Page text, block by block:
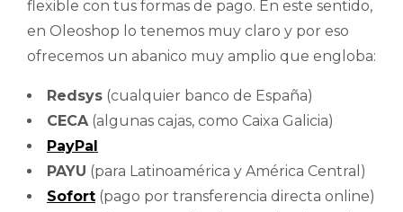
flexible con tus formas de pago. En este sentido,
en Oleoshop lo tenemos muy claro y por eso
ofrecemos un abanico muy amplio que engloba:
Redsys (cualquier banco de España)
CECA(algunas cajas, como Caixa Galicia)
PayPal
PAYU (para Latinoamérica y América Central)
Sofort (pago por transferencia directa online)